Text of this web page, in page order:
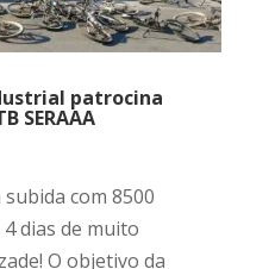
patrocina
SERAAA
com 8500
dias de muito
O objetivo da